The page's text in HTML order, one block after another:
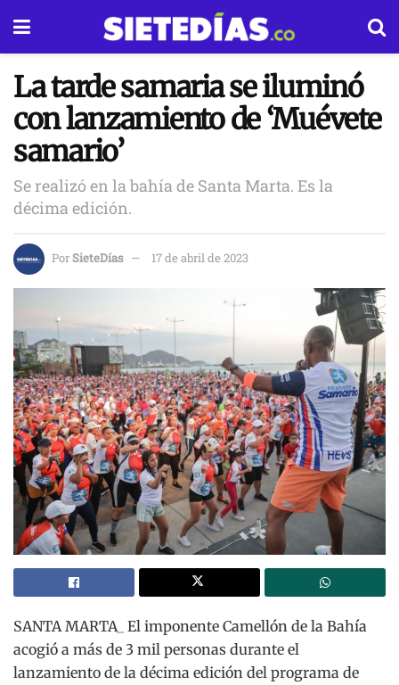
La tarde samaria se iluminó
con lanzamiento de ‘Muévete
samario’
Se realizó en la bahía de Santa Marta. Es la
décima edición.
PorSieteDías 17 de abril de 2023
SANTA MARTA_ El imponente Camellón de la Bahía
acogió a más de 3 mil personas durante el
lanzamiento de la décima edición del programa de